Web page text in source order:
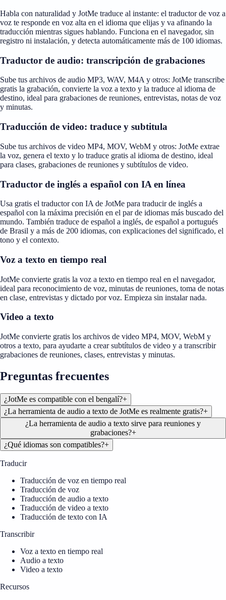
Habla con naturalidad y JotMe traduce al instante: el traductor de voz a
voz te responde en voz alta en el idioma que elijas y va afinando la
traducción mientras sigues hablando. Funciona en el navegador, sin
registro ni instalación, y detecta automáticamente más de 100 idiomas.
Traductor de audio: transcripción de grabaciones
Sube tus archivos de audio MP3, WAV, M4A y otros: JotMe transcribe
gratis la grabación, convierte la voz a texto y la traduce al idioma de
destino, ideal para grabaciones de reuniones, entrevistas, notas de voz
y minutas.
Traducción de video: traduce y subtitula
Sube tus archivos de video MP4, MOV, WebM y otros: JotMe extrae
la voz, genera el texto y lo traduce gratis al idioma de destino, ideal
para clases, grabaciones de reuniones y subtítulos de video.
Traductor de inglés a español con IA en línea
Usa gratis el traductor con IA de JotMe para traducir de inglés a
español con la máxima precisión en el par de idiomas más buscado del
mundo. También traduce de español a inglés, de español a portugués
de Brasil y a más de 200 idiomas, con explicaciones del significado, el
tono y el contexto.
Voz a texto en tiempo real
JotMe convierte gratis la voz a texto en tiempo real en el navegador,
ideal para reconocimiento de voz, minutas de reuniones, toma de notas
en clase, entrevistas y dictado por voz. Empieza sin instalar nada.
Video a texto
JotMe convierte gratis los archivos de video MP4, MOV, WebM y
otros a texto, para ayudarte a crear subtítulos de video y a transcribir
grabaciones de reuniones, clases, entrevistas y minutas.
Preguntas frecuentes
¿JotMe es compatible con el bengalí?+
¿La herramienta de audio a texto de JotMe es realmente gratis?+
¿La herramienta de audio a texto sirve para reuniones y
grabaciones?+
¿Qué idiomas son compatibles?+
Traducir
Traducción de voz en tiempo real
Traducción de voz
Traducción de audio a texto
Traducción de video a texto
Traducción de texto con IA
Transcribir
Voz a texto en tiempo real
Audio a texto
Video a texto
Recursos